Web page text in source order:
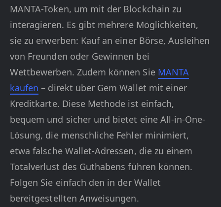
MANTA-Token, um mit der Blockchain zu
interagieren. Es gibt mehrere Möglichkeiten,
sie zu erwerben: Kauf an einer Börse, Ausleihen
von Freunden oder Gewinnen bei
Wettbewerben. Zudem können Sie MANTA
kaufen – direkt über Gem Wallet mit einer
Kreditkarte. Diese Methode ist einfach,
bequem und sicher und bietet eine All-in-One-
Lösung, die menschliche Fehler minimiert,
etwa falsche Wallet-Adressen, die zu einem
Totalverlust des Guthabens führen können.
Folgen Sie einfach den in der Wallet
bereitgestellten Anweisungen.